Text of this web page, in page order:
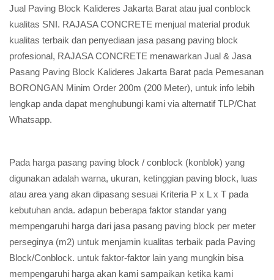
Jual Paving Block Kalideres Jakarta Barat atau jual conblock
kualitas SNI. RAJASA CONCRETE menjual material produk
kualitas terbaik dan penyediaan jasa pasang paving block
profesional, RAJASA CONCRETE menawarkan Jual & Jasa
Pasang Paving Block Kalideres Jakarta Barat pada Pemesanan
BORONGAN Minim Order 200m (200 Meter), untuk info lebih
lengkap anda dapat menghubungi kami via alternatif TLP/Chat
Whatsapp.
Pada harga pasang paving block / conblock (konblok) yang
digunakan adalah warna, ukuran, ketinggian paving block, luas
atau area yang akan dipasang sesuai Kriteria P x L x T pada
kebutuhan anda. adapun beberapa faktor standar yang
mempengaruhi harga dari jasa pasang paving block per meter
perseginya (m2) untuk menjamin kualitas terbaik pada Paving
Block/Conblock. untuk faktor-faktor lain yang mungkin bisa
mempengaruhi harga akan kami sampaikan ketika kami